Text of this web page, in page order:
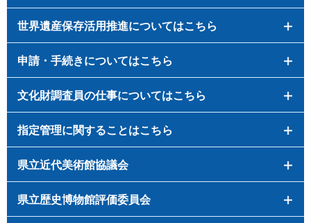
世界遺産保存活用推進についてはこちら
申請・手続きについてはこちら
文化財調査員の仕事についてはこちら
指定管理に関することはこちら
県立近代美術館協議会
県立歴史博物館評価委員会